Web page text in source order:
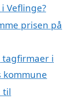
Veflinge?
prisen på
tagfirmaer i
kommune
til